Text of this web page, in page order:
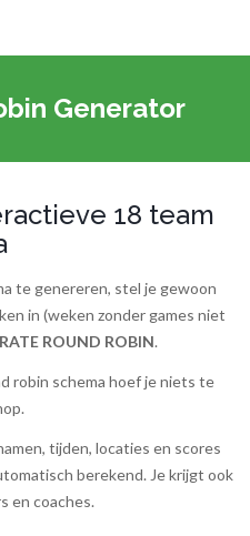
Generator
18 team
te genereren, stel je gewoon
in (weken zonder games niet
ROUND ROBIN.
robin schema hoef je niets te
tijden, locaties en scores
berekend. Je krijgt ook
en coaches.